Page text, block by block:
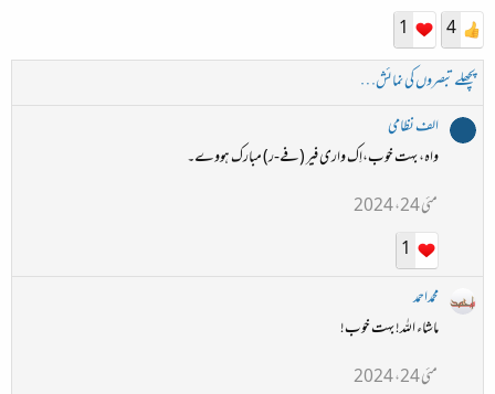
4
1
پچھلے تبصروں کی نمائش…
الف نظامی
واہ، بہت خوب،اِک واری فیر (فے-ر) مبارک ہووے۔
مئی 24، 2024
1
محمداحمد
ماشاء اللہ! بہت خوب!
مئی 24، 2024